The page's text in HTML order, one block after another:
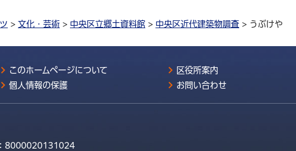
> 文化・芸術 > 中央区立郷土資料館 > 中央区近代建築物調査 > うぶけや
このホームページについて
区役所案内
個人情報の保護 お問い合わせ
8000020131024